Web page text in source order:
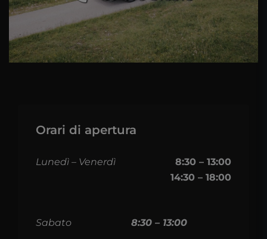
Orari di apertura
Lunedì – Venerdì
8:30 – 13:00
14:30 – 18:00
Sabato 8:30 – 13:00